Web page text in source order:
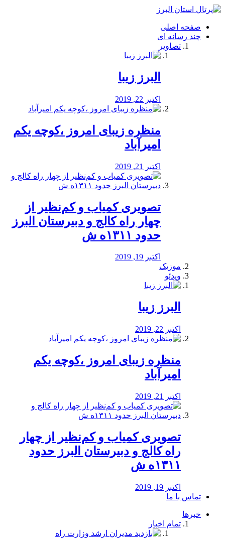
فصد
شرق
تهران
خشکشویی
صفحه اصلی
چند رسانه ای
تصاویر
البرز زیبا
اکتبر 22, 2019
منظره‌‌ زیبای امروز ،کوچه یکم
امیرآباد
اکتبر 21, 2019
️تصویری کمیاب و کم‌نظیر از
چهار راه كالج و دبيرستان البرز
حدود ۱۳۱۱ه ش
اکتبر 19, 2019
موزیک
ویدئو
البرز زیبا
اکتبر 22, 2019
منظره‌‌ زیبای امروز ،کوچه یکم
امیرآباد
اکتبر 21, 2019
️تصویری کمیاب و کم‌نظیر از چهار
راه كالج و دبيرستان البرز حدود
۱۳۱۱ه ش
اکتبر 19, 2019
تماس با ما
خبرها
تمام اخبار